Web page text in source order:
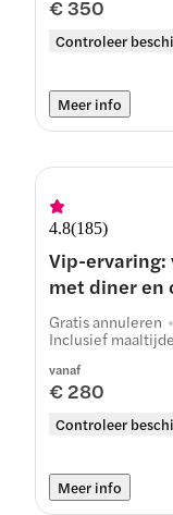
€ 350
Controleer
Meer info
4.8(185)
Vip-ervaring:
met diner en
vanaf
€ 280
Controleer
Gratis annuleren
Inclusief
Meer info